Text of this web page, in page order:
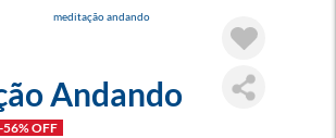
Andando
-56% OFF